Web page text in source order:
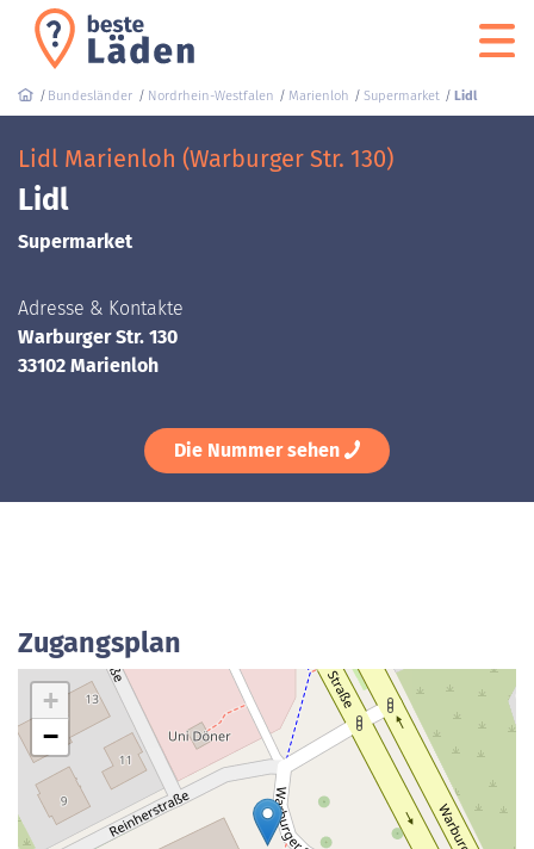
Bundesländer Nordrhein-Westfalen Marienloh Supermarket Lidl
Lidl Marienloh (Warburger Str. 130)
Lidl
Supermarket
Adresse & Kontakte
Warburger Str. 130
33102 Marienloh
Die Nummer sehen
Zugangsplan
+
−